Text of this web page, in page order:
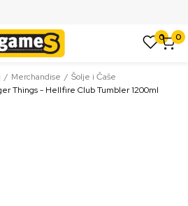
0 0
Merchandise
Šolje i Čaše
Things - Hellfire Club Tumbler 1200ml